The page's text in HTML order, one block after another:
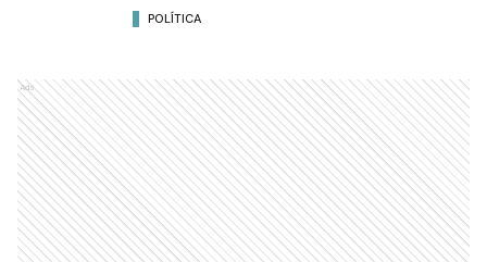
POLÍTICA
Ads